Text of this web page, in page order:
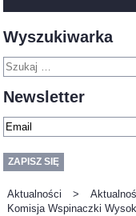
Wyszukiwarka
Newsletter
Aktualności >
Komisja Wspinaczki